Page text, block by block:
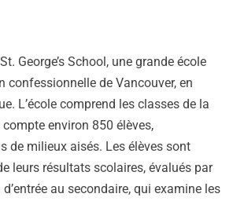
George’s School, une grande école
confessionnelle de Vancouver, en
L’école comprend les classes de la
compte environ 850 élèves,
de milieux aisés. Les élèves sont
leurs résultats scolaires, évalués par
d’entrée au secondaire, qui examine les